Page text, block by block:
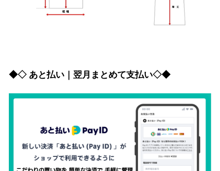
◆◇ あと払い｜翌月まとめて支払い◇◆